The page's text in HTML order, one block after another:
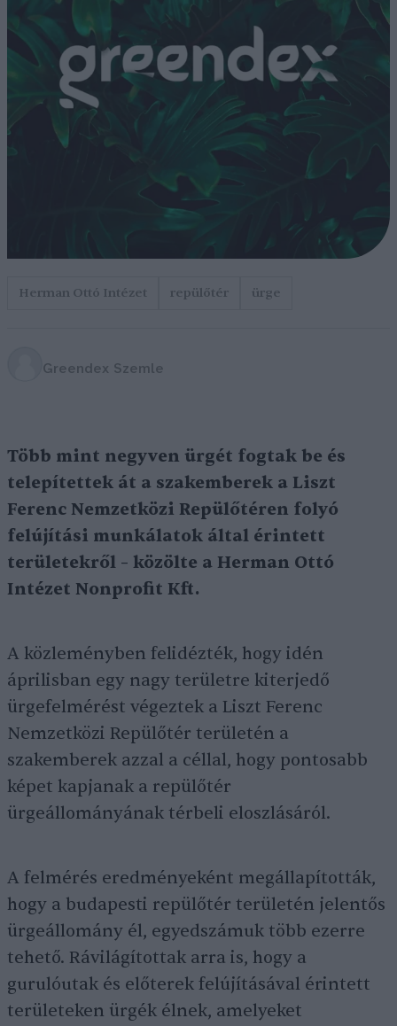
Herman Ottó Intézet repülőtér ürge
Greendex Szemle
Több mint negyven ürgét fogtak be és
telepítettek át a szakemberek a Liszt
Ferenc Nemzetközi Repülőtéren folyó
felújítási munkálatok által érintett
területekről – közölte a Herman Ottó
Intézet Nonprofit Kft.
A közleményben felidézték, hogy idén
áprilisban egy nagy területre kiterjedő
ürgefelmérést végeztek a Liszt Ferenc
Nemzetközi Repülőtér területén a
szakemberek azzal a céllal, hogy pontosabb
képet kapjanak a repülőtér
ürgeállományának térbeli eloszlásáról.
A felmérés eredményeként megállapították,
hogy a budapesti repülőtér területén jelentős
ürgeállomány él, egyedszámuk több ezerre
tehető. Rávilágítottak arra is, hogy a
gurulóutak és előterek felújításával érintett
területeken ürgék élnek, amelyeket